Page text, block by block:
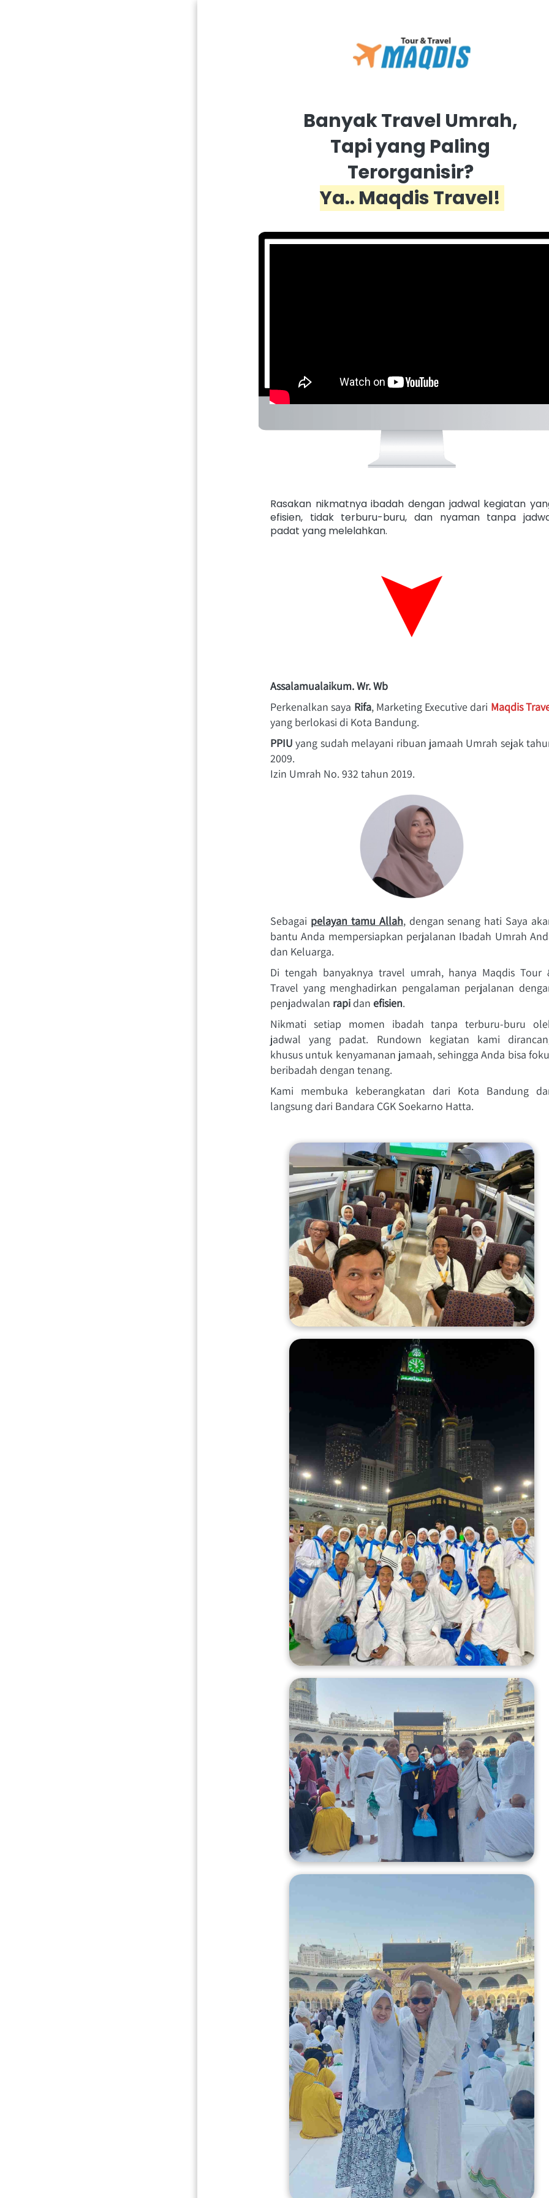
Banyak Travel Umrah,
Tapi yang Paling
Terorganisir?
Ya.. Maqdis Travel!
Rasakan nikmatnya ibadah dengan jadwal kegiatan
efisien, tidak terburu-buru, dan nyaman tanpa
padat yang melelahkan.
Assalamualaikum. Wr. Wb
Perkenalkan saya Rifa, Marketing Executive dari
yang berlokasi di Kota Bandung.
PPIU yang sudah melayani ribuan jamaah Umrah sejak
2009.
Izin Umrah No. 932 tahun 2019.
Sebagai pelayan tamu Allah, dengan senang hati Saya
bantu Anda mempersiapkan perjalanan Ibadah Umrah
dan Keluarga.
Di tengah banyaknya travel umrah, hanya Maqdis Tour
Travel yang menghadirkan pengalaman perjalanan
penjadwalan rapi dan efisien.
Nikmati setiap momen ibadah tanpa terburu-buru
jadwal yang padat. Rundown kegiatan kami
khusus untuk kenyamanan jamaah, sehingga Anda bisa
beribadah dengan tenang.
Kami membuka keberangkatan dari Kota Bandung
langsung dari Bandara CGK Soekarno Hatta.